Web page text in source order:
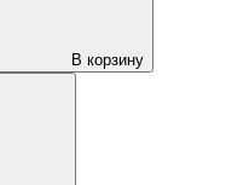
В корзину